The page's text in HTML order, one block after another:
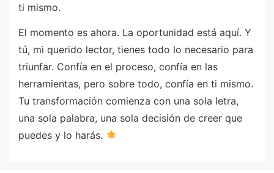
ti mismo.
El momento es ahora. La oportunidad está aquí. Y
tú, mi querido lector, tienes todo lo necesario para
triunfar. Confía en el proceso, confía en las
herramientas, pero sobre todo, confía en ti mismo.
Tu transformación comienza con una sola letra,
una sola palabra, una sola decisión de creer que
puedes y lo harás.